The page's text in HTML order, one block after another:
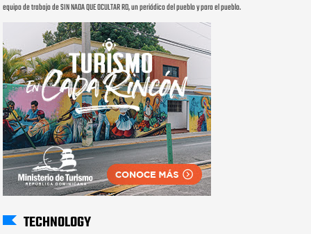
equipo de trabajo de SIN NADA QUE OCULTAR RD, un periódico del pueblo y para el pueblo.
TECHNOLOGY